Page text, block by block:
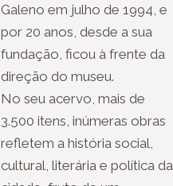
Galeno em julho de 1994, e
por 20 anos, desde a sua
fundação, ficou à frente da
direção do museu.
No seu acervo, mais de
3.500 itens, inúmeras obras
refletem a história social,
cultural, literária e política da